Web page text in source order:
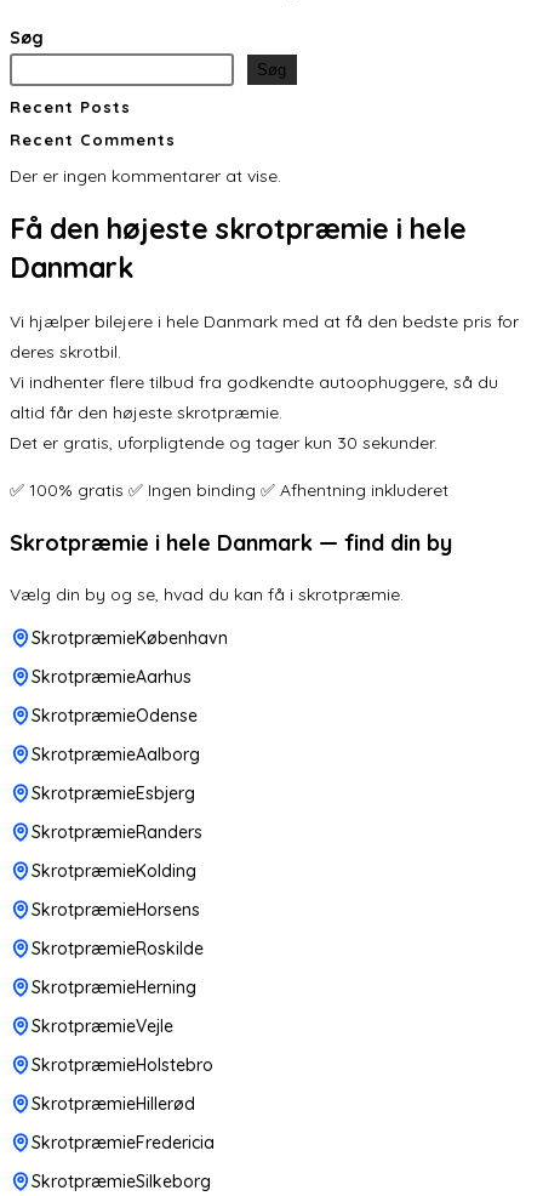
Søg
Søg
Recent Posts
Recent Comments
Der er ingen kommentarer at vise.
Få den højeste skrotpræmie i hele
Danmark
Vi hjælper bilejere i hele Danmark med at få den bedste pris for
deres skrotbil.
Vi indhenter flere tilbud fra godkendte autoophuggere, så du
altid får den højeste skrotpræmie.
Det er gratis, uforpligtende og tager kun 30 sekunder.
✅ 100% gratis ✅ Ingen binding ✅ Afhentning inkluderet
Skrotpræmie i hele Danmark — find din by
Vælg din by og se, hvad du kan få i skrotpræmie.
SkrotpræmieKøbenhavn
SkrotpræmieAarhus
SkrotpræmieOdense
SkrotpræmieAalborg
SkrotpræmieEsbjerg
SkrotpræmieRanders
SkrotpræmieKolding
SkrotpræmieHorsens
SkrotpræmieRoskilde
SkrotpræmieHerning
SkrotpræmieVejle
SkrotpræmieHolstebro
SkrotpræmieHillerød
SkrotpræmieFredericia
SkrotpræmieSilkeborg